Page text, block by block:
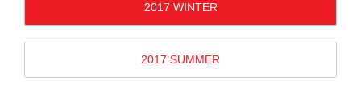
2017 WINTER
2017 SUMMER